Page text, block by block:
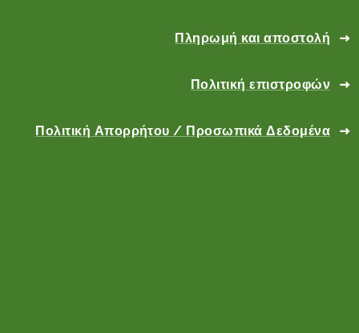
Πληρωμή και αποστολή
Πολιτική επιστροφών
Πολιτική Απορρήτου / Προσωπικά Δεδομένα